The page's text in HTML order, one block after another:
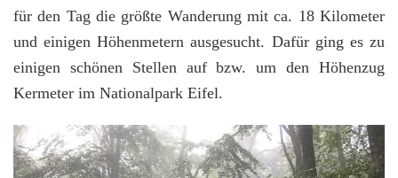
für den Tag die größte Wanderung mit ca. 18 Kilometer
und einigen Höhenmetern ausgesucht. Dafür ging es zu
einigen schönen Stellen auf bzw. um den Höhenzug
Kermeter im Nationalpark Eifel.